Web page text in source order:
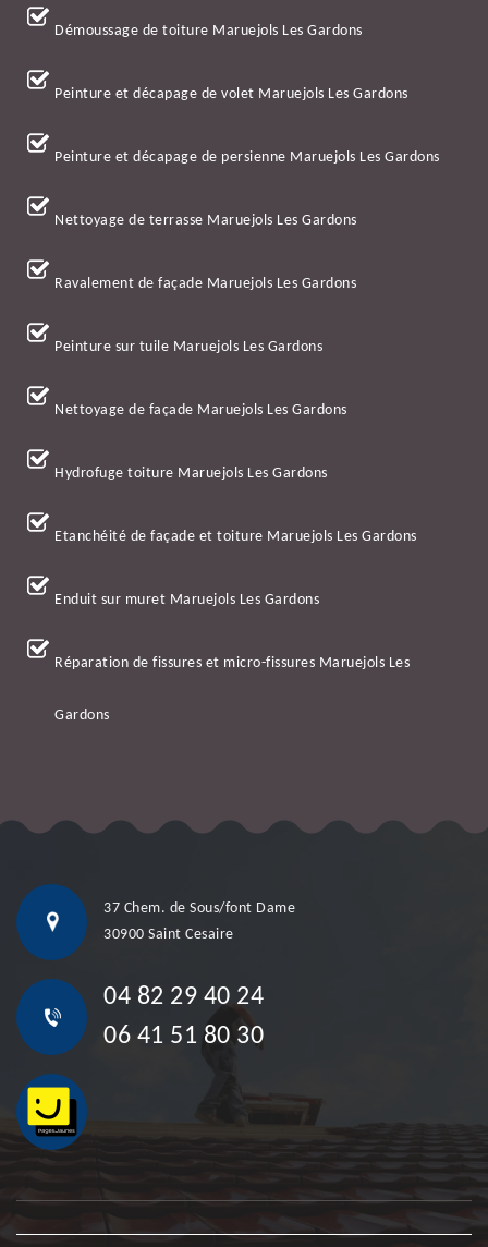
Démoussage de toiture Maruejols Les Gardons
Peinture et décapage de volet Maruejols Les Gardons
Peinture et décapage de persienne Maruejols Les Gardons
Nettoyage de terrasse Maruejols Les Gardons
Ravalement de façade Maruejols Les Gardons
Peinture sur tuile Maruejols Les Gardons
Nettoyage de façade Maruejols Les Gardons
Hydrofuge toiture Maruejols Les Gardons
Etanchéité de façade et toiture Maruejols Les Gardons
Enduit sur muret Maruejols Les Gardons
Réparation de fissures et micro-fissures Maruejols Les
Gardons
37 Chem. de Sous/font Dame
30900 Saint Cesaire
04 82 29 40 24
06 41 51 80 30